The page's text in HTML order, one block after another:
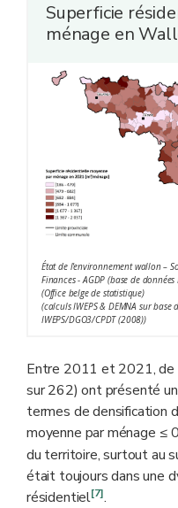
Superficie
ménage en
État de l'environnement wallon –
Finances - AGDP (base de
(Office belge de statistique)
(calculs IWEPS & DEMNA sur
IWEPS/DGO3/CPDT (2008))
Entre 2011 et 2021, de
sur 262) ont présenté
termes de densification
moyenne par ménage ≤
du territoire, surtout au
était toujours dans une
résidentiel[7].